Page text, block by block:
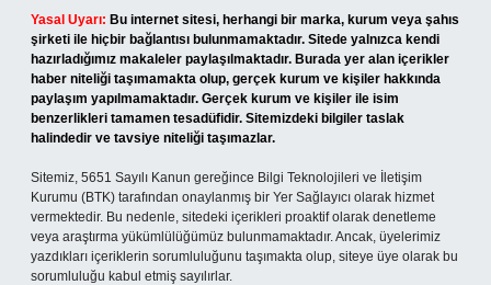
Yasal Uyarı: Bu internet sitesi, herhangi bir marka, kurum veya şahıs
şirketi ile hiçbir bağlantısı bulunmamaktadır. Sitede yalnızca kendi
hazırladığımız makaleler paylaşılmaktadır. Burada yer alan içerikler
haber niteliği taşımamakta olup, gerçek kurum ve kişiler hakkında
paylaşım yapılmamaktadır. Gerçek kurum ve kişiler ile isim
benzerlikleri tamamen tesadüfidir. Sitemizdeki bilgiler taslak
halindedir ve tavsiye niteliği taşımazlar.
Sitemiz, 5651 Sayılı Kanun gereğince Bilgi Teknolojileri ve İletişim
Kurumu (BTK) tarafından onaylanmış bir Yer Sağlayıcı olarak hizmet
vermektedir. Bu nedenle, sitedeki içerikleri proaktif olarak denetleme
veya araştırma yükümlülüğümüz bulunmamaktadır. Ancak, üyelerimiz
yazdıkları içeriklerin sorumluluğunu taşımakta olup, siteye üye olarak bu
sorumluluğu kabul etmiş sayılırlar.